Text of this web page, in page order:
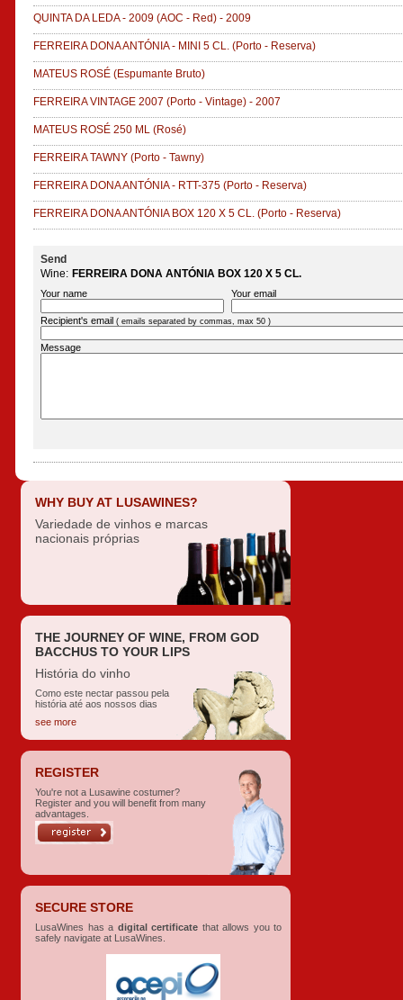
QUINTA DA LEDA - 2009 (AOC - Red) - 2009
FERREIRA DONA ANTÓNIA - MINI 5 CL. (Porto - Reserva)
MATEUS ROSÉ (Espumante Bruto)
FERREIRA VINTAGE 2007 (Porto - Vintage) - 2007
MATEUS ROSÉ 250 ML (Rosé)
FERREIRA TAWNY (Porto - Tawny)
FERREIRA DONA ANTÓNIA - RTT-375 (Porto - Reserva)
FERREIRA DONA ANTÓNIA BOX 120 X 5 CL. (Porto - Reserva)
Send
Wine: FERREIRA DONA ANTÓNIA BOX 120 X 5 CL.
Your name Your email
Recipient's email ( emails separated by commas, max 50 )
Message
WHY BUY AT LUSAWINES?
Variedade de vinhos e marcas
nacionais próprias
THE JOURNEY OF WINE, FROM GOD
BACCHUS TO YOUR LIPS
História do vinho
Como este nectar passou pela
história até aos nossos dias
see more
REGISTER
You're not a Lusawine costumer?
Register and you will benefit from many
advantages.
SECURE STORE
LusaWines has a digital certificate that allows you to
safely navigate at LusaWines.